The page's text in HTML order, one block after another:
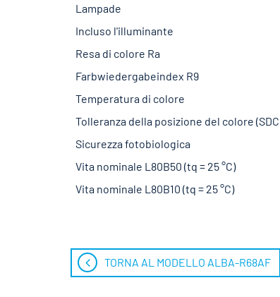
Lampade
Incluso l'illuminante
Resa di colore Ra
Farbwiedergabeindex R9
Temperatura di colore
Tolleranza della posizione del colore
Sicurezza fotobiologica
Vita nominale L80B50 (tq = 25 °C)
Vita nominale L80B10 (tq = 25 °C)
TORNA AL MODELLO ALBA-R68AF